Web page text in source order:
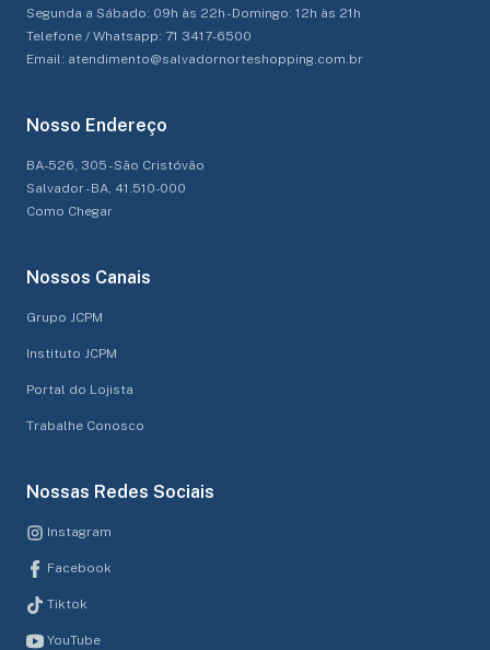
Segunda a Sábado: 09h às 22h - Domingo: 12h às 21h
Telefone / Whatsapp: 71 3417-6500
Email: atendimento@salvadornorteshopping.com.br
Nosso Endereço
BA-526, 305 - São Cristóvão
Salvador - BA, 41.510-000
Como Chegar
Nossos Canais
Grupo JCPM
Instituto JCPM
Portal do Lojista
Trabalhe Conosco
Nossas Redes Sociais
Instagram
Facebook
Tiktok
YouTube